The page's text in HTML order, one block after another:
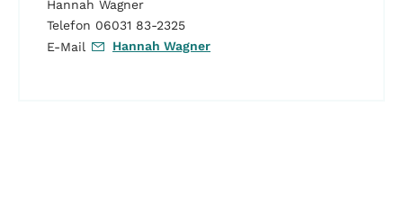
Hannah Wagner
Telefon 06031 83-2325
E-Mail
Hannah Wagner